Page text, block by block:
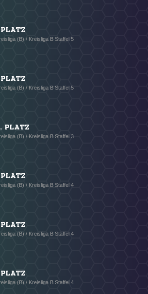
(B) / Kreisliga B Staffel 5
(B) / Kreisliga B Staffel 5
PLATZ
(B) / Kreisliga B Staffel 3
(B) / Kreisliga B Staffel 4
(B) / Kreisliga B Staffel 4
(B) / Kreisliga B Staffel 4